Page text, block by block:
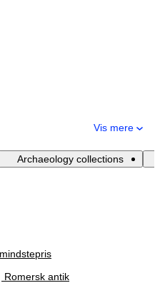
Vis mere
Archaeology collections
Romersk antik